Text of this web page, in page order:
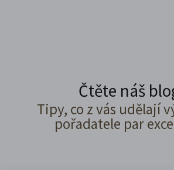
Čtěte náš
Tipy, co z vás udělají
pořadatele par